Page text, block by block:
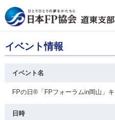
イベント情報
イベント名
FPの日®「FPフォーラムin岡山」
日時